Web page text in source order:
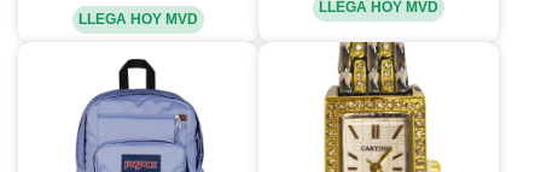
LLEGA HOY MVD
LLEGA HOY MVD